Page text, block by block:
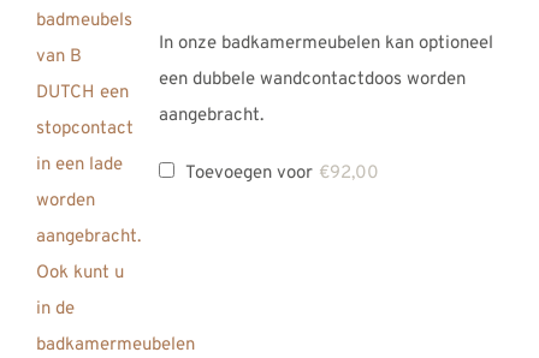
In onze badkamermeubelen kan optioneel
een dubbele wandcontactdoos worden
aangebracht.
Toevoegen voor €92,00